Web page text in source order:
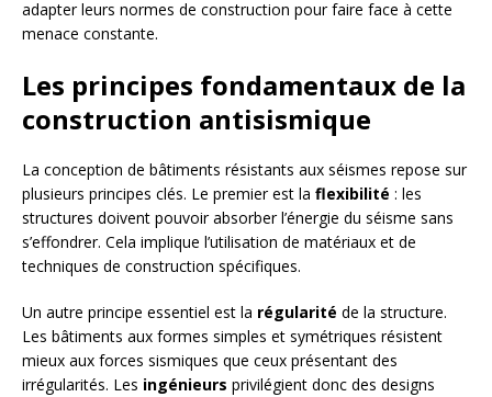
adapter leurs normes de construction pour faire face à cette
menace constante.
Les principes fondamentaux de la
construction antisismique
La conception de bâtiments résistants aux séismes repose sur
plusieurs principes clés. Le premier est la flexibilité : les
structures doivent pouvoir absorber l’énergie du séisme sans
s’effondrer. Cela implique l’utilisation de matériaux et de
techniques de construction spécifiques.
Un autre principe essentiel est la régularité de la structure.
Les bâtiments aux formes simples et symétriques résistent
mieux aux forces sismiques que ceux présentant des
irrégularités. Les ingénieurs privilégient donc des designs